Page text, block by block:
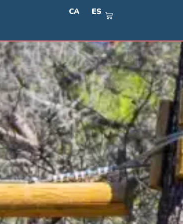
CA ES